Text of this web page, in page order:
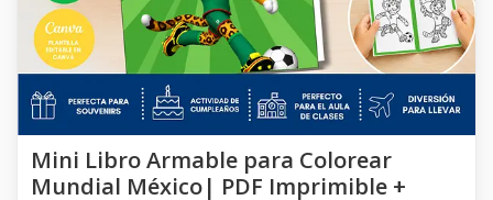
Mini Libro Armable para Colorear
Mundial México| PDF Imprimible +